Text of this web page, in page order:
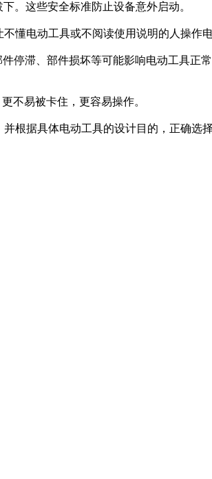
。这些安全标准防止设备意外启动。
懂电动工具或不阅读使用说明的人操作
停滞、部件损坏等可能影响电动工具
不易被卡住，更容易操作。
根据具体电动工具的设计目的，正确选